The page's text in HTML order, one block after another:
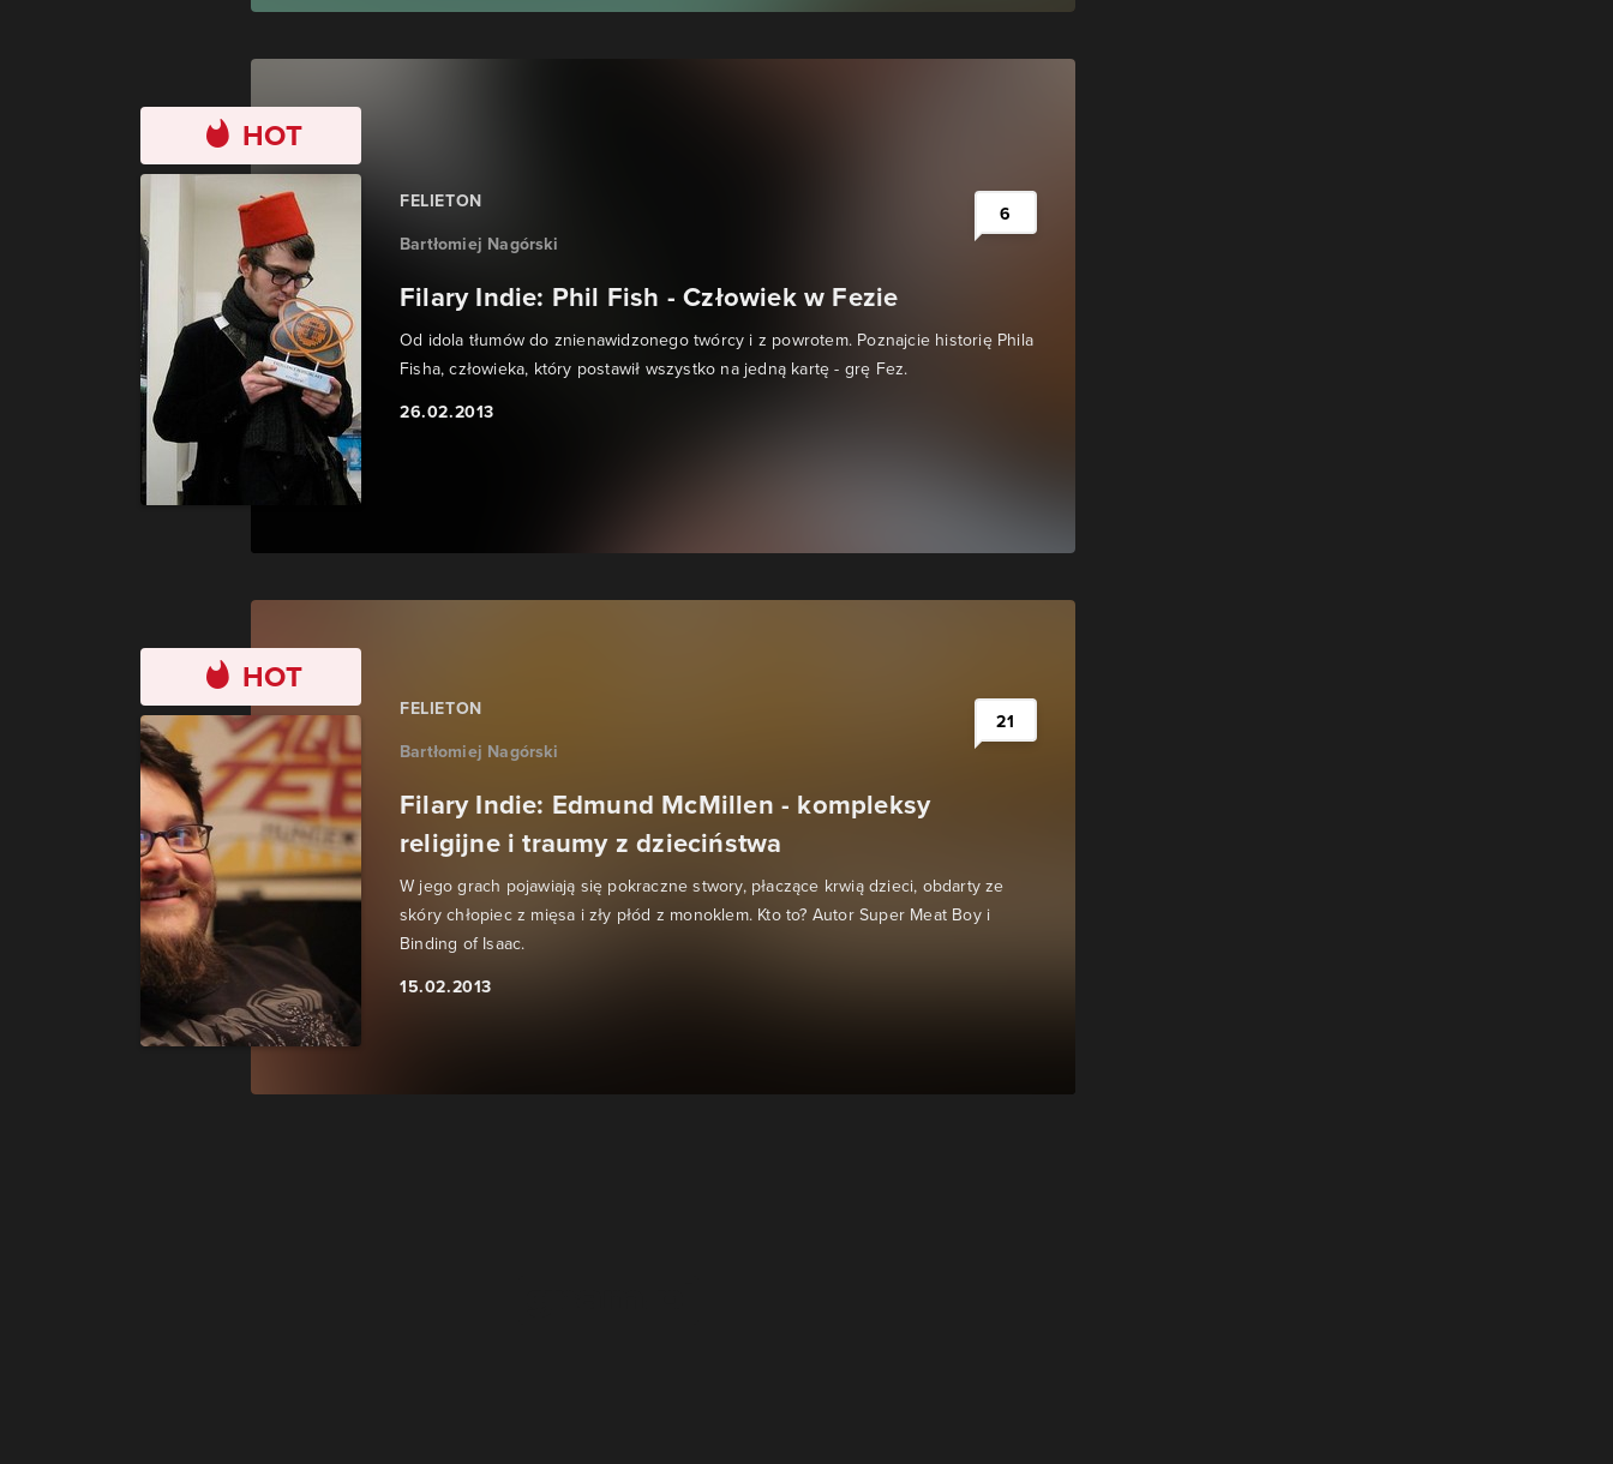
HOT
FELIETON
Bartłomiej Nagórski
Filary Indie: Phil Fish - Człowiek w Fezie
Od idola tłumów do znienawidzonego twórcy i z powrotem. Poznajcie historię Phila
Fisha, człowieka, który postawił wszystko na jedną kartę - grę Fez.
26.02.2013
6
HOT
FELIETON
Bartłomiej Nagórski
Filary Indie: Edmund McMillen - kompleksy
religijne i traumy z dzieciństwa
W jego grach pojawiają się pokraczne stwory, płaczące krwią dzieci, obdarty ze
skóry chłopiec z mięsa i zły płód z monoklem. Kto to? Autor Super Meat Boy i
Binding of Isaac.
15.02.2013
21